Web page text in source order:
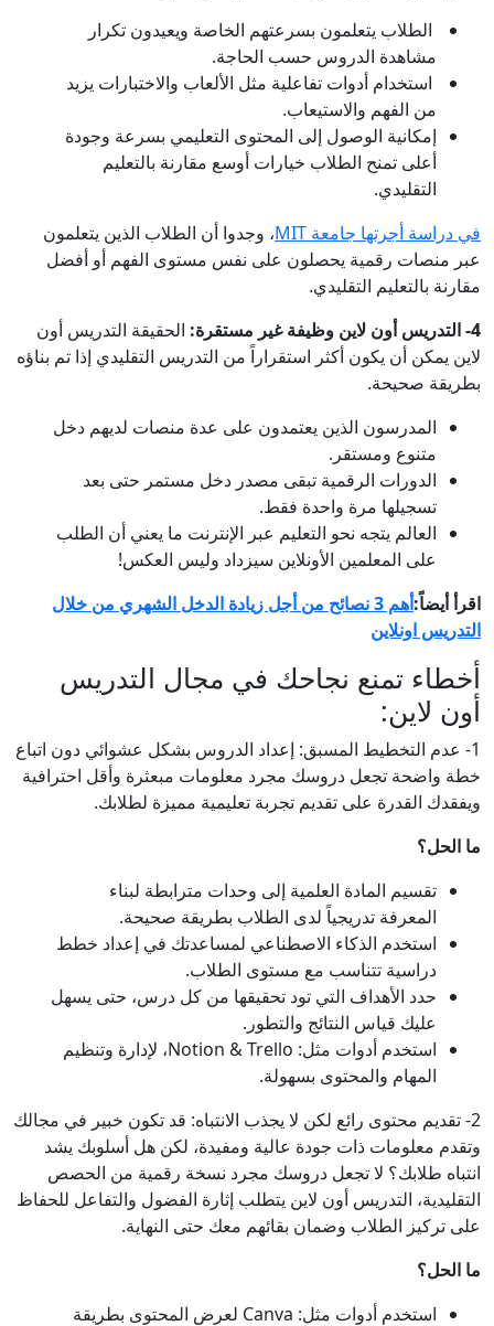
الطلاب يتعلمون بسرعتهم الخاصة ويعيدون تكرار
مشاهدة الدروس حسب الحاجة.
استخدام أدوات تفاعلية مثل الألعاب والاختبارات يزيد
من الفهم والاستيعاب.
إمكانية الوصول إلى المحتوى التعليمي بسرعة وجودة
أعلى تمنح الطلاب خيارات أوسع مقارنة بالتعليم
التقليدي.
في دراسة أجرتها جامعة MIT
، وجدوا أن الطلاب الذين يتعلمون
عبر منصات رقمية يحصلون على نفس مستوى الفهم أو أفضل
مقارنة بالتعليم التقليدي.
4- التدريس أون لاين وظيفة غير مستقرة:
الحقيقة التدريس أون
لاين يمكن أن يكون أكثر استقراراً من التدريس التقليدي إذا تم بناؤه
بطريقة صحيحة.
المدرسون الذين يعتمدون على عدة منصات لديهم دخل
متنوع ومستقر.
الدورات الرقمية تبقى مصدر دخل مستمر حتى بعد
تسجيلها مرة واحدة فقط.
العالم يتجه نحو التعليم عبر الإنترنت ما يعني أن الطلب
على المعلمين الأونلاين سيزداد وليس العكس!
اقرأ أيضاً:
أهم 3 نصائح من أجل زيادة الدخل الشهري من خلال
التدريس اونلاين
أخطاء تمنع نجاحك في مجال التدريس
أون لاين:
1- عدم التخطيط المسبق: إعداد الدروس بشكل عشوائي دون اتباع
خطة واضحة تجعل دروسك مجرد معلومات مبعثرة وأقل احترافية
ويفقدك القدرة على تقديم تجربة تعليمية مميزة لطلابك.
ما الحل؟
تقسيم المادة العلمية إلى وحدات مترابطة لبناء
المعرفة تدريجياً لدى الطلاب بطريقة صحيحة.
استخدم الذكاء الاصطناعي لمساعدتك في إعداد خطط
دراسية تتناسب مع مستوى الطلاب.
حدد الأهداف التي تود تحقيقها من كل درس، حتى يسهل
عليك قياس النتائج والتطور.
استخدم أدوات مثل: Notion & Trello، لإدارة وتنظيم
المهام والمحتوى بسهولة.
2- تقديم محتوى رائع لكن لا يجذب الانتباه: قد تكون خبير في مجالك
وتقدم معلومات ذات جودة عالية ومفيدة، لكن هل أسلوبك يشد
انتباه طلابك؟ لا تجعل دروسك مجرد نسخة رقمية من الحصص
التقليدية، التدريس أون لاين يتطلب إثارة الفضول والتفاعل للحفاظ
على تركيز الطلاب وضمان بقائهم معك حتى النهاية.
ما الحل؟
استخدم أدوات مثل: Canva لعرض المحتوى بطريقة